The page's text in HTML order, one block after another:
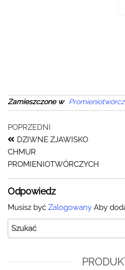
Zamieszczone w
POPRZEDNI
DZIWNE ZJAWISKO
CHMUR
PROMIENIOTWÓRCZYCH
Odpowiedz
Musisz być Zalogowany Aby